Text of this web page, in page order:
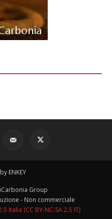
ENKEY
Group
- Non commerciale
Italia (CC BY-NC-SA 2.5 IT)